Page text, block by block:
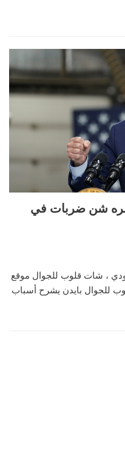
شن ضربات في
، شات قلوب للجوال موقع
بايدن يشرح أسباب